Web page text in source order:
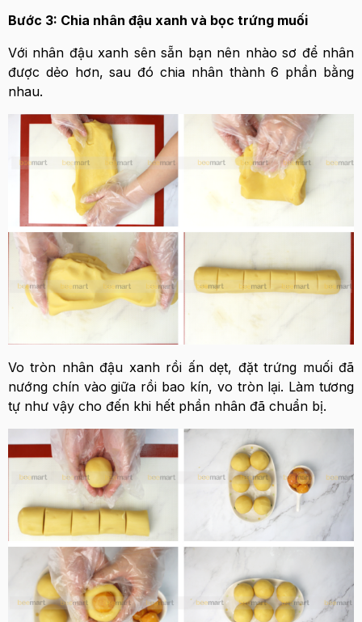
Bước 3: Chia nhân đậu xanh và bọc trứng muối
Với nhân đậu xanh sên sẵn bạn nên nhào sơ để nhân
được dẻo hơn, sau đó chia nhân thành 6 phần bằng
nhau.
Vo tròn nhân đậu xanh rồi ấn dẹt, đặt trứng muối đã
nướng chín vào giữa rồi bao kín, vo tròn lại. Làm tương
tự như vậy cho đến khi hết phần nhân đã chuẩn bị.